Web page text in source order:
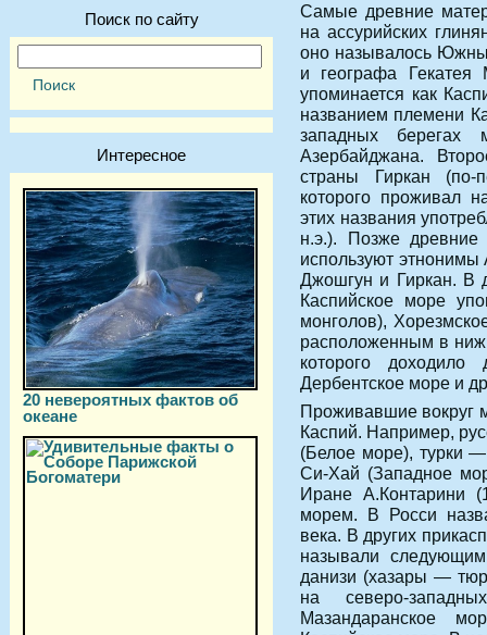
Поиск по сайту
Интересное
20 невероятных фактов об
океане
Самые древние
на ассурийских
оно называлось
и географа
упоминается как
названием племени
западных берегах
Азербайджана.
страны Гиркан (по-
которого проживал
этих названия
н.э.). Позже
используют
Джошгун и Гиркан. В
Каспийское море
монголов),
расположенным в
которого
Дербентское море и
Проживавшие вокруг
Каспий. Например,
(Белое море), турки
Си-Хай (Западное
Иране А.Контарини
морем. В Росси
века. В других
называли
данизи (хазары —
на северо-
Мазандаранское